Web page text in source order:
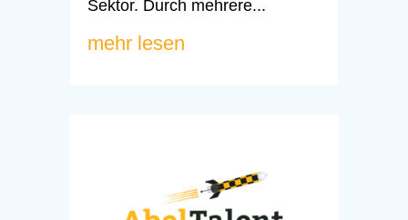
Sektor. Durch mehrere...
mehr lesen